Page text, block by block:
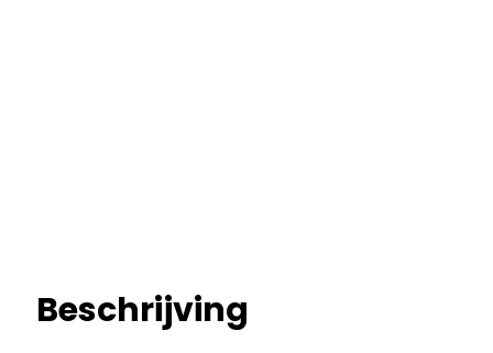
Beschrijving